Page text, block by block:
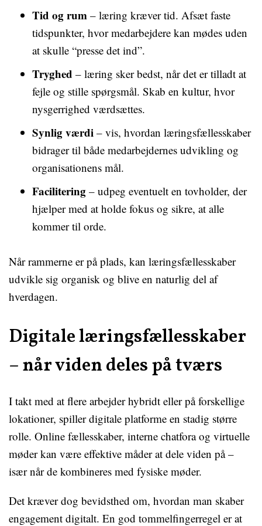
Tid og rum – læring kræver tid. Afsæt faste
tidspunkter, hvor medarbejdere kan mødes uden
at skulle “presse det ind”.
Tryghed – læring sker bedst, når det er tilladt at
fejle og stille spørgsmål. Skab en kultur, hvor
nysgerrighed værdsættes.
Synlig værdi – vis, hvordan læringsfællesskaber
bidrager til både medarbejdernes udvikling og
organisationens mål.
Facilitering – udpeg eventuelt en tovholder, der
hjælper med at holde fokus og sikre, at alle
kommer til orde.
Når rammerne er på plads, kan læringsfællesskaber
udvikle sig organisk og blive en naturlig del af
hverdagen.
Digitale læringsfællesskaber
– når viden deles på tværs
I takt med at flere arbejder hybridt eller på forskellige
lokationer, spiller digitale platforme en stadig større
rolle. Online fællesskaber, interne chatfora og virtuelle
møder kan være effektive måder at dele viden på –
især når de kombineres med fysiske møder.
Det kræver dog bevidsthed om, hvordan man skaber
engagement digitalt. En god tommelfingerregel er at